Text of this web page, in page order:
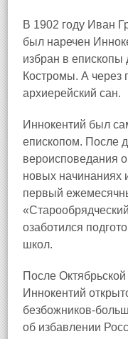
В 1902 году Иван
был наречен
избран в
Костромы. А через
архиерейский сан.
Иннокентий был
епископом. После
вероисповедания
новых начинаниях
первый
озаботился
школ.
После
Иннокентий
об избавлении